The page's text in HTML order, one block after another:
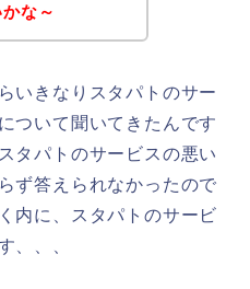
な～
いきなりスタパトのサー
ついて聞いてきたんです
タパトのサービスの悪い
ず答えられなかったので
内に、スタパトのサービ
、、、